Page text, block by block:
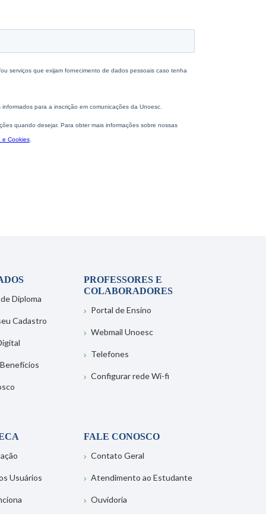
Diploma
Cadastro
PROFESSORES E
COLABORADORES
Portal de Ensino
Webmail Unoesc
Telefones
Configurar rede Wi-fi
Usuários
FALE CONOSCO
Contato Geral
Atendimento ao Estudante
Ouvidoria